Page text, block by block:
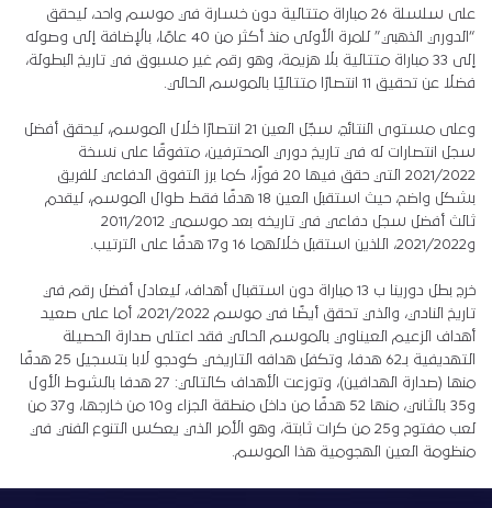
على سلسلة 26 مباراة متتالية دون خسارة في موسم واحد، ليحقق
“الدوري الذهبي” للمرة الأولى منذ أكثر من 40 عامًا، بالإضافة إلى وصوله
إلى 33 مباراة متتالية بلا هزيمة، وهو رقم غير مسبوق في تاريخ البطولة،
فضلا عن تحقيق 11 انتصارًا متتاليًا بالموسم الحالي.
وعلى مستوى النتائج، سجّل العين 21 انتصارًا خلال الموسم، ليحقق أفضل
سجل انتصارات له في تاريخ دوري المحترفين، متفوقًا على نسخة
2021/2022 التي حقق فيها 20 فوزًا، كما برز التفوق الدفاعي للفريق
بشكل واضح، حيث استقبل العين 18 هدفًا فقط طوال الموسم، ليقدم
ثالث أفضل سجل دفاعي في تاريخه بعد موسمي 2011/2012
و2021/2022، اللذين استقبل خلالهما 16 و17 هدفًا على الترتيب.
خرج بطل دورينا ب 13 مباراة دون استقبال أهداف، ليعادل أفضل رقم في
تاريخ النادي، والذي تحقق أيضًا في موسم 2021/2022، أما على صعيد
أهداف الزعيم العيناوي بالموسم الحالي فقد اعتلى صدارة الحصيلة
التهديفية بـ62 هدفا، وتكفل هدافه التاريخي كودجو لابا بتسجيل 25 هدفًا
منها (صدارة الهدافين)، وتوزعت الأهداف كالتالي: 27 هدفا بالشوط الأول
و35 بالثاني، منها 52 هدفًا من داخل منطقة الجزاء و10 من خارجها، و37 من
لعب مفتوح و25 من كرات ثابتة، وهو الأمر الذي يعكس التنوع الفني في
منظومة العين الهجومية هذا الموسم.